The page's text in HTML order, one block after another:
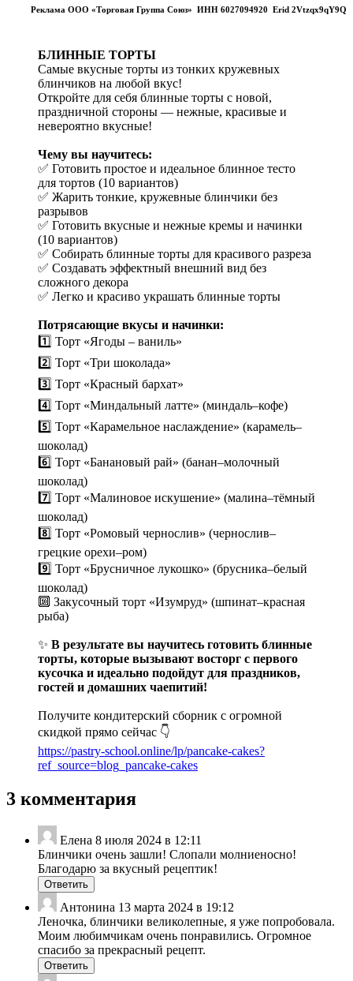
Реклама ООО «Торговая Группа Союз» ИНН 6027094920 Erid 2Vtzqx9qY9Q
БЛИННЫЕ ТОРТЫ
Самые вкусные торты из тонких кружевных
блинчиков на любой вкус!
Откройте для себя блинные торты с новой,
праздничной стороны — нежные, красивые и
невероятно вкусные!
Чему вы научитесь:
✅ Готовить простое и идеальное блинное тесто
для тортов (10 вариантов)
✅ Жарить тонкие, кружевные блинчики без
разрывов
✅ Готовить вкусные и нежные кремы и начинки
(10 вариантов)
✅ Собирать блинные торты для красивого разреза
✅ Создавать эффектный внешний вид без
сложного декора
✅ Легко и красиво украшать блинные торты
Потрясающие вкусы и начинки:
1️⃣ Торт «Ягоды – ваниль»
2️⃣ Торт «Три шоколада»
3️⃣ Торт «Красный бархат»
4️⃣ Торт «Миндальный латте» (миндаль–кофе)
5️⃣ Торт «Карамельное наслаждение» (карамель–
шоколад)
6️⃣ Торт «Банановый рай» (банан–молочный
шоколад)
7️⃣ Торт «Малиновое искушение» (малина–тёмный
шоколад)
8️⃣ Торт «Ромовый чернослив» (чернослив–
грецкие орехи–ром)
9️⃣ Торт «Брусничное лукошко» (брусника–белый
шоколад)
🔟 Закусочный торт «Изумруд» (шпинат–красная
рыба)
✨ В результате вы научитесь готовить блинные
торты, которые вызывают восторг с первого
кусочка и идеально подойдут для праздников,
гостей и домашних чаепитий!
Получите кондитерский сборник с огромной
скидкой прямо сейчас 👇
https://pastry-school.online/lp/pancake-cakes?
ref_source=blog_pancake-cakes
3 комментария
Елена 8 июля 2024 в 12:11
Блинчики очень зашли! Слопали молниеносно!
Благодарю за вкусный рецептик!
Ответить
Антонина 13 марта 2024 в 19:12
Леночка, блинчики великолепные, я уже попробовала.
Моим любимчикам очень понравились. Огромное
спасибо за прекрасный рецепт.
Ответить